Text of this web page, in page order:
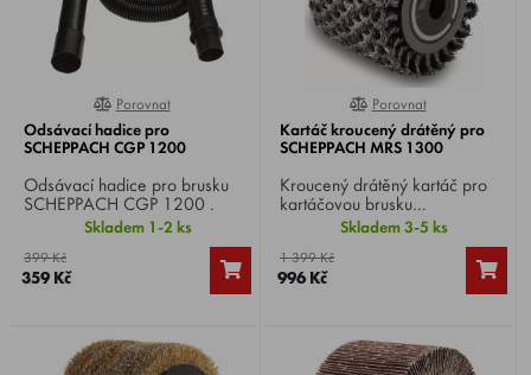
0%
Porovnat
Odsávací hadice pro
SCHEPPACH CGP 1200
Odsávací hadice pro brusku
SCHEPPACH CGP 1200 .
Skladem 1-2 ks
399 Kč
359 Kč
100%
Porovnat
Kartáč kroucený drátěný pro
SCHEPPACH MRS 1300
Kroucený drátěný kartáč pro
kartáčovou brusku
SCHEPPACH MRS 1300 ,
vhodný na heavy-duty náročné
broušení rovných kamenných
nebo kovových ploch.
Skladem 3-5 ks
1 399 Kč
996 Kč